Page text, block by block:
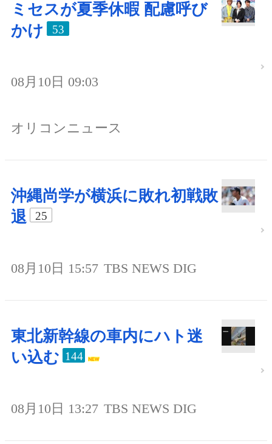
ミセスが夏季休暇 配慮呼び
かけ
53
08月10日 09:03
オリコンニュース
沖縄尚学が横浜に敗れ初戦敗
退
25
08月10日 15:57 TBS NEWS DIG
東北新幹線の車内にハト迷
い込む 144
08月10日 13:27 TBS NEWS DIG